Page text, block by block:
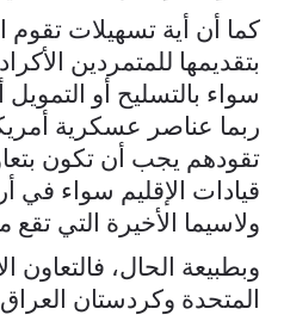
كما أن أية تسهيلات تقوم
بتقديمها للمتمردين
سواء بالتسليح أو التمويل
ربما عناصر عسكرية
تقودهم يجب أن تكون
قيادات الإقليم سواء في
ولاسيما الأخيرة التي
وبطبيعة الحال، فالتعاون
المتحدة وكردستان